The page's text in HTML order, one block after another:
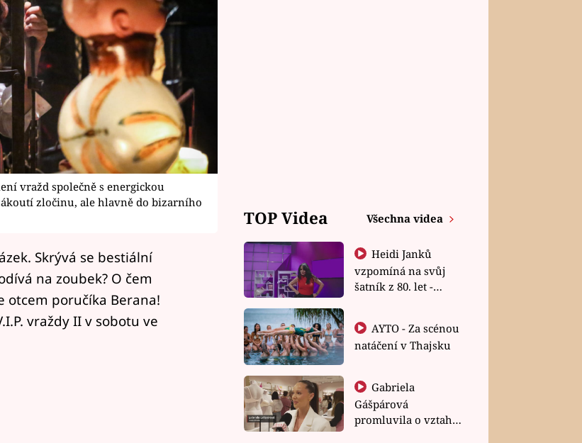
vražd společně s energickou
zločinu, ale hlavně do bizarního
Skrývá se bestiální
na zoubek? O čem
otcem poručíka Berana!
vraždy II v sobotu ve
TOP Videa Všechna videa
Heidi Janků
vzpomíná na svůj
šatník z 80. let -
natáčení v Thajsku
Gabriela
Gášpárová
promluvila o vztahu